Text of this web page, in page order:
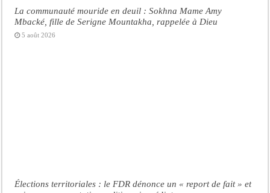
La communauté mouride en deuil : Sokhna Mame Amy
Mbacké, fille de Serigne Mountakha, rappelée à Dieu
5 août 2026
Élections territoriales : le FDR dénonce un « report de fait » et